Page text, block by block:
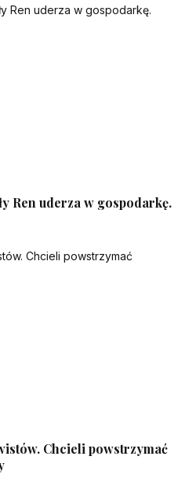
Ren uderza w gospodarkę.
Chcieli powstrzymać